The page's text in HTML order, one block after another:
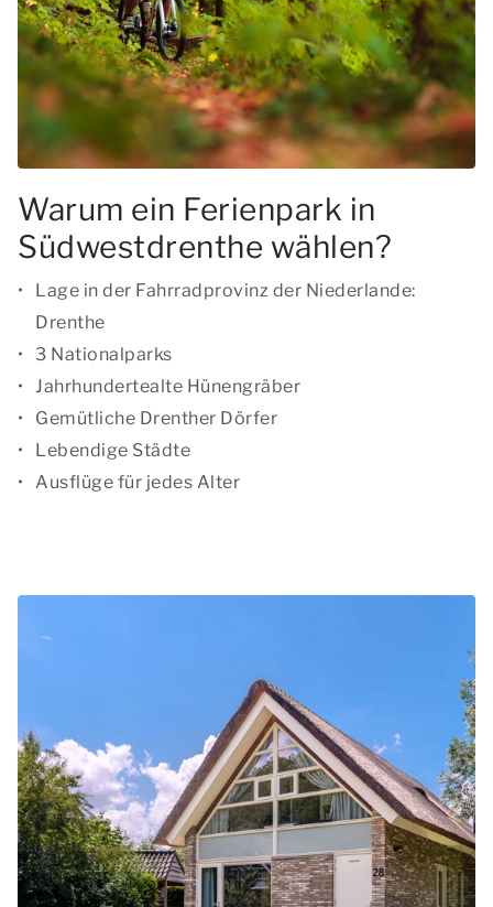
Warum ein Ferienpark in
Südwestdrenthe wählen?
Lage in der Fahrradprovinz der Niederlande:
Drenthe
3 Nationalparks
Jahrhundertealte Hünengräber
Gemütliche Drenther Dörfer
Lebendige Städte
Ausflüge für jedes Alter